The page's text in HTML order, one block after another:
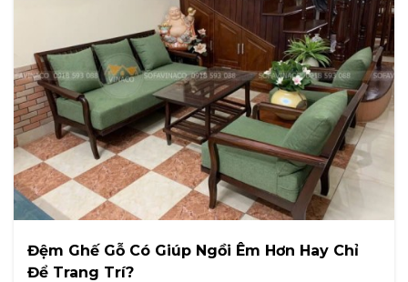
Đệm Ghế Gỗ Có Giúp Ngồi Êm Hơn Hay Chỉ
Để Trang Trí?